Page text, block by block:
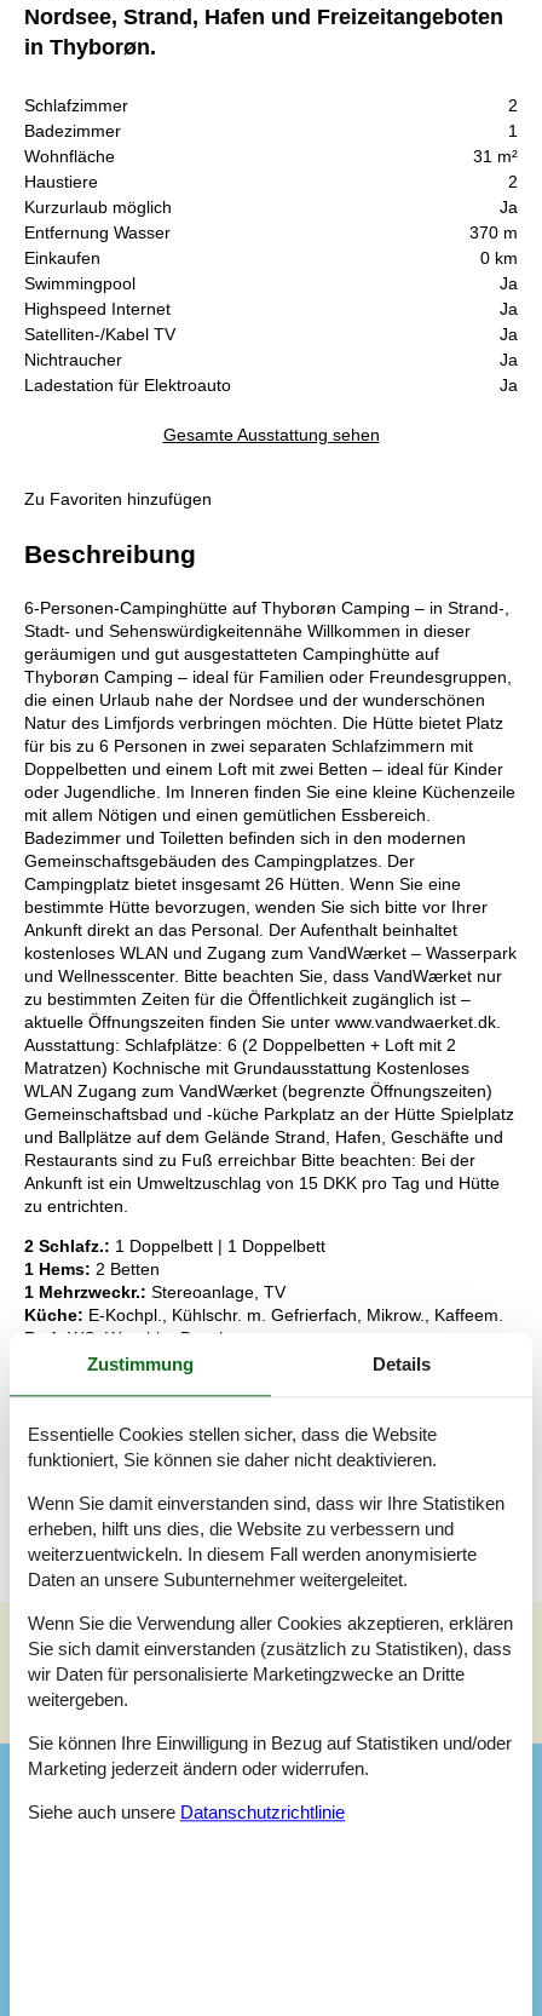
Nordsee, Strand, Hafen und Freizeitangeboten
in Thyborøn.
Schlafzimmer
2
Badezimmer
1
Wohnfläche
31 m²
Haustiere
2
Kurzurlaub möglich
Ja
Entfernung Wasser
370 m
Einkaufen
0 km
Swimmingpool
Ja
Highspeed Internet
Ja
Satelliten-/Kabel TV
Ja
Nichtraucher
Ja
Ladestation für Elektroauto
Ja
Gesamte Ausstattung sehen
Zu Favoriten hinzufügen
Beschreibung
6-Personen-Campinghütte auf Thyborøn Camping – in Strand-,
Stadt- und Sehenswürdigkeitennähe Willkommen in dieser
geräumigen und gut ausgestatteten Campinghütte auf
Thyborøn Camping – ideal für Familien oder Freundesgruppen,
die einen Urlaub nahe der Nordsee und der wunderschönen
Natur des Limfjords verbringen möchten. Die Hütte bietet Platz
für bis zu 6 Personen in zwei separaten Schlafzimmern mit
Doppelbetten und einem Loft mit zwei Betten – ideal für Kinder
oder Jugendliche. Im Inneren finden Sie eine kleine Küchenzeile
mit allem Nötigen und einen gemütlichen Essbereich.
Badezimmer und Toiletten befinden sich in den modernen
Gemeinschaftsgebäuden des Campingplatzes. Der
Campingplatz bietet insgesamt 26 Hütten. Wenn Sie eine
bestimmte Hütte bevorzugen, wenden Sie sich bitte vor Ihrer
Ankunft direkt an das Personal. Der Aufenthalt beinhaltet
kostenloses WLAN und Zugang zum VandWærket – Wasserpark
und Wellnesscenter. Bitte beachten Sie, dass VandWærket nur
zu bestimmten Zeiten für die Öffentlichkeit zugänglich ist –
aktuelle Öffnungszeiten finden Sie unter www.vandwaerket.dk.
Ausstattung: Schlafplätze: 6 (2 Doppelbetten + Loft mit 2
Matratzen) Kochnische mit Grundausstattung Kostenloses
WLAN Zugang zum VandWærket (begrenzte Öffnungszeiten)
Gemeinschaftsbad und -küche Parkplatz an der Hütte Spielplatz
und Ballplätze auf dem Gelände Strand, Hafen, Geschäfte und
Restaurants sind zu Fuß erreichbar Bitte beachten: Bei der
Ankunft ist ein Umweltzuschlag von 15 DKK pro Tag und Hütte
zu entrichten.
2 Schlafz.: 1 Doppelbett | 1 Doppelbett
1 Hems: 2 Betten
1 Mehrzweckr.: Stereoanlage, TV
Küche: E-Kochpl., Kühlschr. m. Gefrierfach, Mikrow., Kaffeem.
Bad:
WC, Waschb., Dusche
1 Außenbereich:Gartenmöbel, Terrasse
Schlüsselinformationen
Das Ferienhaus steht Ihnen am Anreisetag ab 16:00 Uhr zur
Verfügung.
Siehe Häuser nebenan
Sonnenstand über dem gewählten Objekt
Ausstattung
Zustimmung Details
Essentielle Cookies stellen sicher, dass die Website
funktioniert, Sie können sie daher nicht deaktivieren.
Wenn Sie damit einverstanden sind, dass wir Ihre Statistiken
erheben, hilft uns dies, die Website zu verbessern und
weiterzuentwickeln. In diesem Fall werden anonymisierte
Daten an unsere Subunternehmer weitergeleitet.
Wenn Sie die Verwendung aller Cookies akzeptieren, erklären
Sie sich damit einverstanden (zusätzlich zu Statistiken), dass
wir Daten für personalisierte Marketingzwecke an Dritte
weitergeben.
Sie können Ihre Einwilligung in Bezug auf Statistiken und/oder
Marketing jederzeit ändern oder widerrufen.
Siehe auch unsere Datanschutzrichtlinie